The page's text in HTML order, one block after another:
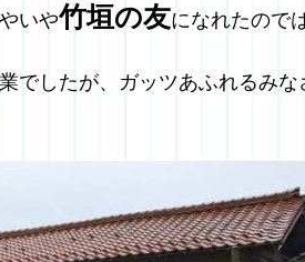
いや竹垣の友になれたので
でしたが、ガッツあふれるみな